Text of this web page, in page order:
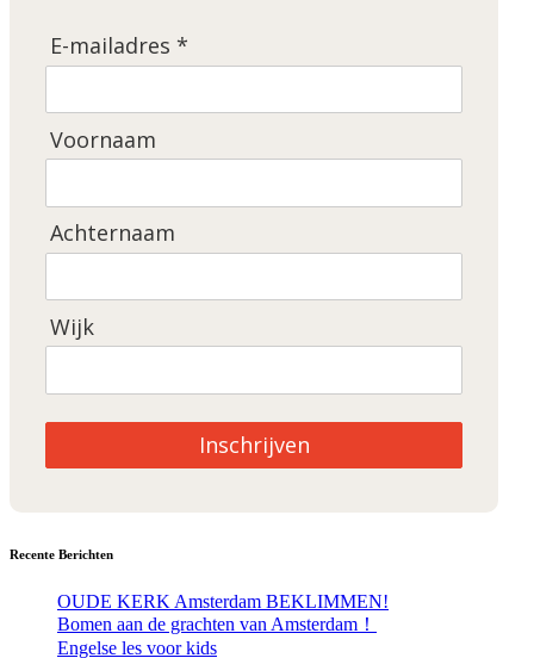
E-mailadres *
Voornaam
Achternaam
Wijk
Inschrijven
Recente Berichten
OUDE KERK Amsterdam BEKLIMMEN!
Bomen aan de grachten van Amsterdam！
Engelse les voor kids